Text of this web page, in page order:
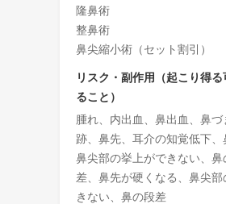
隆鼻術
整鼻術
鼻尖縮小術（セット割引）
リスク・副作用（起こり得
ること）
腫れ、内出血、鼻出血、鼻づ
跡、鼻先、耳介の知覚低下、
鼻尖部の挙上ができない、鼻
差、鼻先が硬くなる、鼻尖
きない、鼻の段差